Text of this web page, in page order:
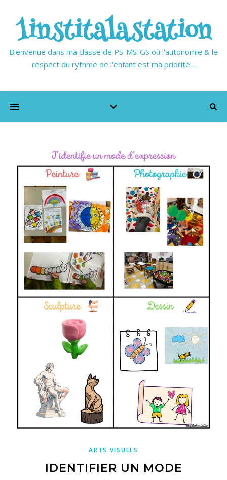
1institalastation
Bienvenue dans ma classe de PS-MS-GS où l'autonomie & le
respect du rythme de l'enfant est ma priorité…
ARTS VISUELS
IDENTIFIER UN MODE